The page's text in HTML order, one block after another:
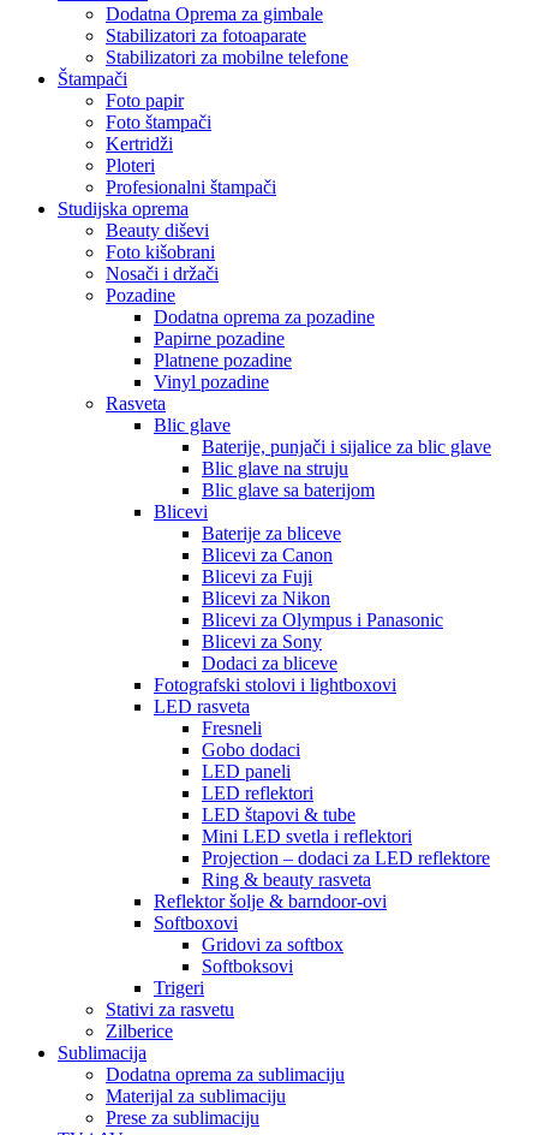
Dodatna Oprema za gimbale
Stabilizatori za fotoaparate
Stabilizatori za mobilne telefone
Štampači
Foto papir
Foto štampači
Kertridži
Ploteri
Profesionalni štampači
Studijska oprema
Beauty diševi
Foto kišobrani
Nosači i držači
Pozadine
Dodatna oprema za pozadine
Papirne pozadine
Platnene pozadine
Vinyl pozadine
Rasveta
Blic glave
Baterije, punjači i sijalice za blic glave
Blic glave na struju
Blic glave sa baterijom
Blicevi
Baterije za bliceve
Blicevi za Canon
Blicevi za Fuji
Blicevi za Nikon
Blicevi za Olympus i Panasonic
Blicevi za Sony
Dodaci za bliceve
Fotografski stolovi i lightboxovi
LED rasveta
Fresneli
Gobo dodaci
LED paneli
LED reflektori
LED štapovi & tube
Mini LED svetla i reflektori
Projection – dodaci za LED reflektore
Ring & beauty rasveta
Reflektor šolje & barndoor-ovi
Softboxovi
Gridovi za softbox
Softboksovi
Trigeri
Stativi za rasvetu
Zilberice
Sublimacija
Dodatna oprema za sublimaciju
Materijal za sublimaciju
Prese za sublimaciju